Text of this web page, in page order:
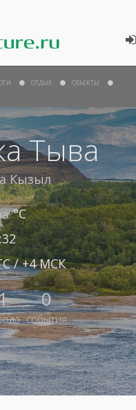
Тыва
Кызыл
°С
/ +4 МСК
0
события
ОТДЫХ ОБЪЕКТЫ